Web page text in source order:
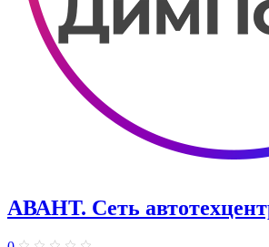
АВАНТ. ​Сеть